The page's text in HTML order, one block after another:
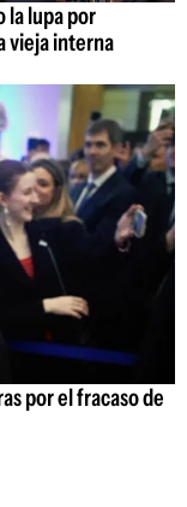
la lupa por
vieja interna
por el fracaso de